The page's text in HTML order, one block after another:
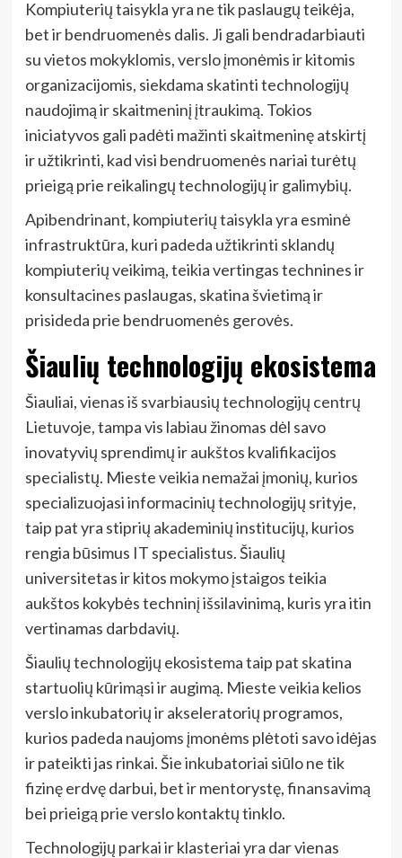
Kompiuterių taisykla yra ne tik paslaugų teikėja,
bet ir bendruomenės dalis. Ji gali bendradarbiauti
su vietos mokyklomis, verslo įmonėmis ir kitomis
organizacijomis, siekdama skatinti technologijų
naudojimą ir skaitmeninį įtraukimą. Tokios
iniciatyvos gali padėti mažinti skaitmeninę atskirtį
ir užtikrinti, kad visi bendruomenės nariai turėtų
prieigą prie reikalingų technologijų ir galimybių.
Apibendrinant, kompiuterių taisykla yra esminė
infrastruktūra, kuri padeda užtikrinti sklandų
kompiuterių veikimą, teikia vertingas technines ir
konsultacines paslaugas, skatina švietimą ir
prisideda prie bendruomenės gerovės.
Šiaulių technologijų ekosistema
Šiauliai, vienas iš svarbiausių technologijų centrų
Lietuvoje, tampa vis labiau žinomas dėl savo
inovatyvių sprendimų ir aukštos kvalifikacijos
specialistų. Mieste veikia nemažai įmonių, kurios
specializuojasi informacinių technologijų srityje,
taip pat yra stiprių akademinių institucijų, kurios
rengia būsimus IT specialistus. Šiaulių
universitetas ir kitos mokymo įstaigos teikia
aukštos kokybės techninį išsilavinimą, kuris yra itin
vertinamas darbdavių.
Šiaulių technologijų ekosistema taip pat skatina
startuolių kūrimąsi ir augimą. Mieste veikia kelios
verslo inkubatorių ir akseleratorių programos,
kurios padeda naujoms įmonėms plėtoti savo idėjas
ir pateikti jas rinkai. Šie inkubatoriai siūlo ne tik
fizinę erdvę darbui, bet ir mentorystę, finansavimą
bei prieigą prie verslo kontaktų tinklo.
Technologijų parkai ir klasteriai yra dar vienas